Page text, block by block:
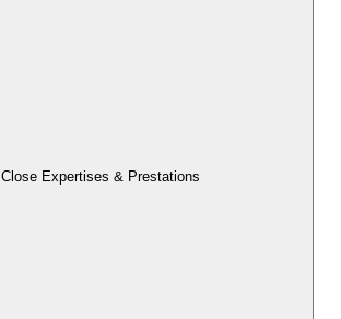
Close Expertises & Prestations